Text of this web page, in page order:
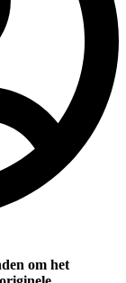
om het